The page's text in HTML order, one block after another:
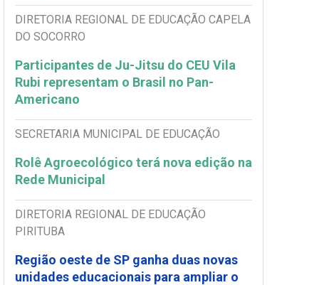
DIRETORIA REGIONAL DE EDUCAÇÃO CAPELA
DO SOCORRO
Participantes de Ju-Jitsu do CEU Vila
Rubi representam o Brasil no Pan-
Americano
SECRETARIA MUNICIPAL DE EDUCAÇÃO
Rolê Agroecológico terá nova edição na
Rede Municipal
DIRETORIA REGIONAL DE EDUCAÇÃO
PIRITUBA
Região oeste de SP ganha duas novas
unidades educacionais para ampliar o